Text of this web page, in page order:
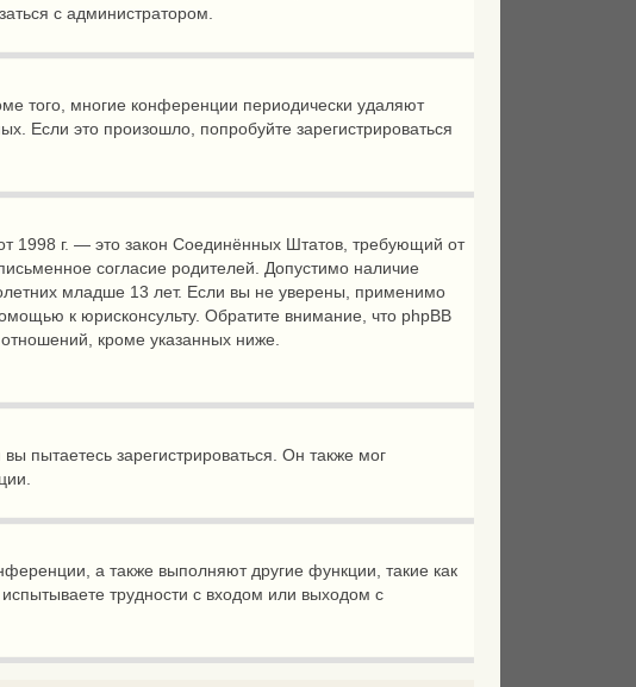
с администратором.
того, многие конференции периодически удаляют
Если это произошло, попробуйте зарегистрироваться
1998 г. — это закон Соединённых Штатов, требующий от
согласие родителей. Допустимо наличие
младше 13 лет. Если вы не уверены, применимо
к юрисконсульту. Обратите внимание, что phpBB
кроме указанных ниже.
пытаетесь зарегистрироваться. Он также мог
а также выполняют другие функции, такие как
трудности с входом или выходом с